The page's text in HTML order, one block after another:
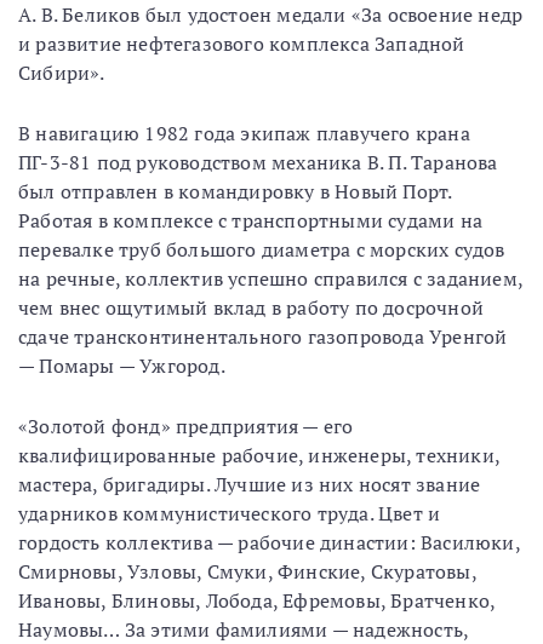
А. В. Беликов был удостоен медали «За освоение недр
и развитие нефтегазового комплекса Западной
Сибири».
В навигацию 1982 года экипаж плавучего крана
ПГ-3-81 под руководством механика В. П. Таранова
был отправлен в командировку в Новый Порт.
Работая в комплексе с транспортными судами на
перевалке труб большого диаметра с морских судов
на речные, коллектив успешно справился с заданием,
чем внес ощутимый вклад в работу по досрочной
сдаче трансконтинентального газопровода Уренгой
— Помары — Ужгород.
«Золотой фонд» предприятия — его
квалифицированные рабочие, инженеры, техники,
мастера, бригадиры. Лучшие из них носят звание
ударников коммунистического труда. Цвет и
гордость коллектива — рабочие династии: Василюки,
Смирновы, Узловы, Смуки, Финские, Скуратовы,
Ивановы, Блиновы, Лобода, Ефремовы, Братченко,
Наумовы… За этими фамилиями — надежность,